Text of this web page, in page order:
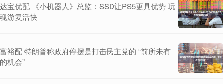
达宝优配 《小机器人》总监：SSD让PS5更具优势 玩
魂游复活快
富裕配 特朗普称政府停摆是打击民主党的 “前所未有
的机会”